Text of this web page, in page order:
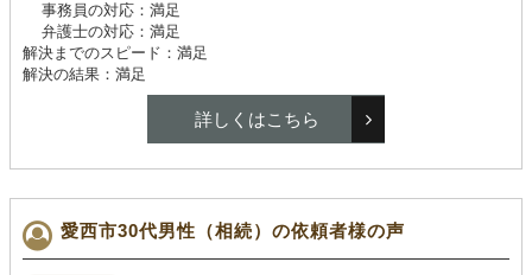
事務員の対応：満足
弁護士の対応：満足
解決までのスピード：満足
解決の結果：満足
詳しくはこちら
愛西市30代男性（相続）の依頼者様の声